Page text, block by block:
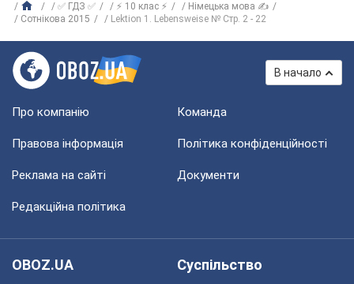
✅ ГДЗ ✅ ⚡ 10 клас ⚡
Німецька мова ✍
Сотнікова 2015
Lektion 1. Lebensweise № Стр. 2 - 22
В начало
Про компанію Команда
Правова інформація Політика конфіденційності
Реклама на сайті Документи
Редакційна політика
OBOZ.UA
Суспільство